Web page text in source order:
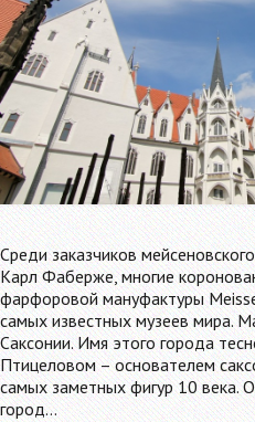
Среди заказчиков
Карл Фаберже, многие
фарфоровой мануфактуры
самых известных музеев мира.
Саксонии. Имя этого города
Птицеловом – основателем
самых заметных фигур 10 века.
город…